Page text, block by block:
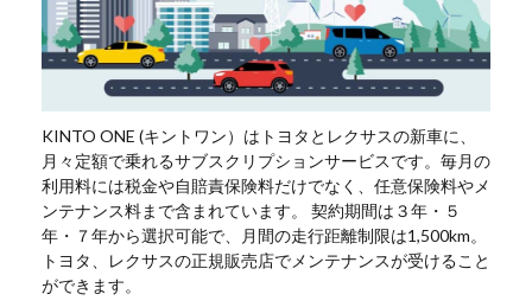
KINTO ONE (キントワン）はトヨタとレクサスの新車に、
月々定額で乗れるサブスクリプションサービスです。毎月の
利用料には税金や自賠責保険料だけでなく、任意保険料やメ
ンテナンス料まで含まれています。 契約期間は３年・５
年・７年から選択可能で、月間の走行距離制限は1,500km。
トヨタ、レクサスの正規販売店でメンテナンスが受けること
ができます。